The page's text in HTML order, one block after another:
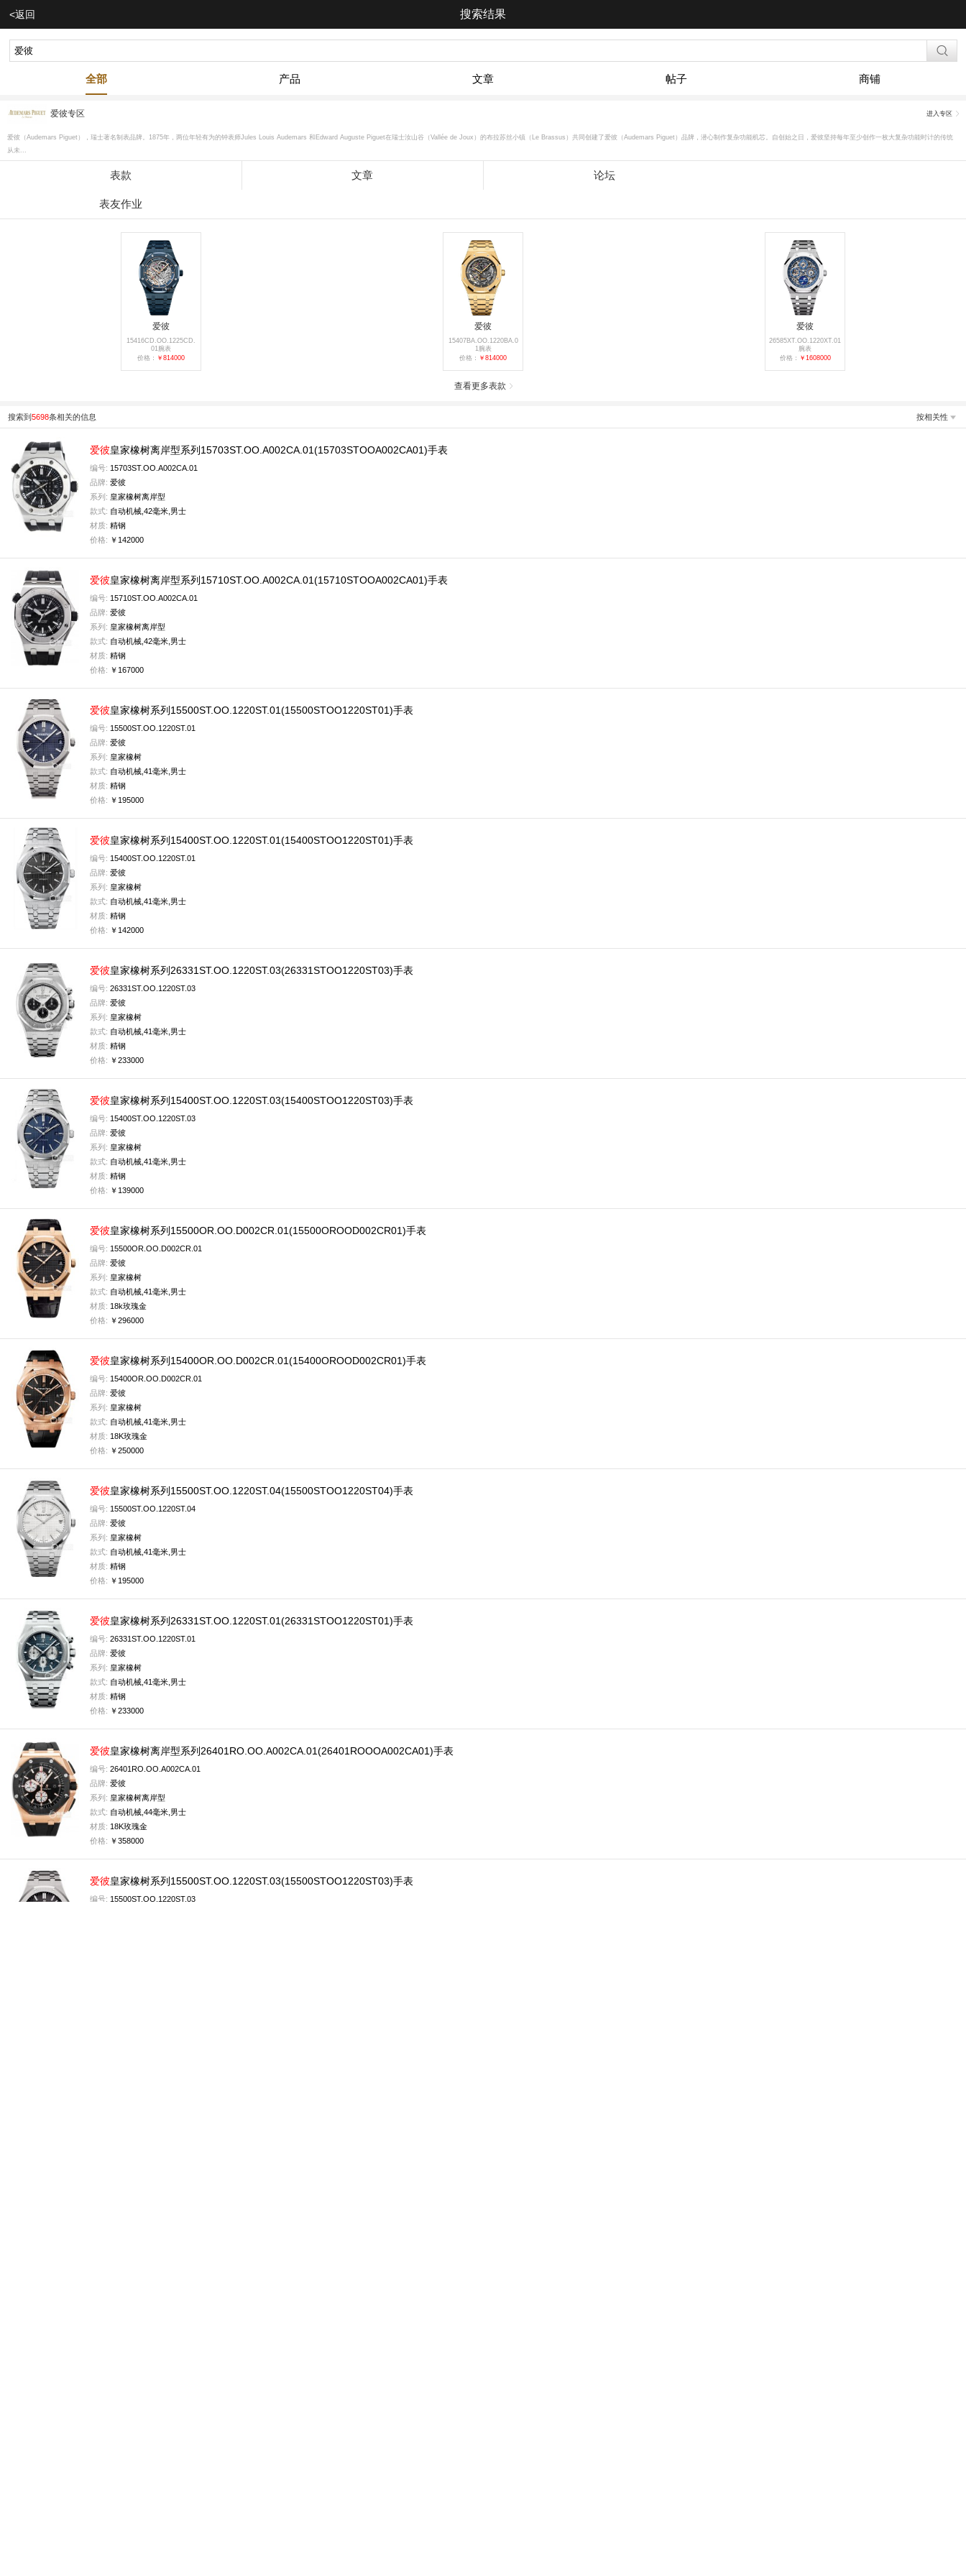
<返回 搜索结果
全部 产品 文章 帖子 商铺
爱彼专区 进入专区
爱彼（Audemars Piguet），瑞士著名制表品牌。1875年，两位年轻有为的钟表师Jules Louis Audemars 和Edward Auguste Piguet在瑞士汝山谷（Vallée de Joux）的布拉苏丝小镇（Le Brassus）共同创建了爱彼（Audemars Piguet）品牌，潜心制作复杂功能机芯。自创始之日，爱彼坚持每年至少创作一枚大复杂功能时计的传统
从未...
表款 文章 论坛
表友作业
爱彼
15416CD.OO.1225CD.
01腕表
价格： ￥814000
爱彼
15407BA.OO.1220BA.0
1腕表
价格： ￥814000
爱彼
26585XT.OO.1220XT.01
腕表
价格： ￥1608000
查看更多表款
搜索到5698条相关的信息 按相关性
爱彼皇家橡树离岸型系列15703ST.OO.A002CA.01(15703STOOA002CA01)手表
编号: 15703ST.OO.A002CA.01
品牌: 爱彼
系列: 皇家橡树离岸型
款式: 自动机械,42毫米,男士
材质: 精钢
价格: ￥142000
爱彼皇家橡树离岸型系列15710ST.OO.A002CA.01(15710STOOA002CA01)手表
编号: 15710ST.OO.A002CA.01
品牌: 爱彼
系列: 皇家橡树离岸型
款式: 自动机械,42毫米,男士
材质: 精钢
价格: ￥167000
爱彼皇家橡树系列15500ST.OO.1220ST.01(15500STOO1220ST01)手表
编号: 15500ST.OO.1220ST.01
品牌: 爱彼
系列: 皇家橡树
款式: 自动机械,41毫米,男士
材质: 精钢
价格: ￥195000
爱彼皇家橡树系列15400ST.OO.1220ST.01(15400STOO1220ST01)手表
编号: 15400ST.OO.1220ST.01
品牌: 爱彼
系列: 皇家橡树
款式: 自动机械,41毫米,男士
材质: 精钢
价格: ￥142000
爱彼皇家橡树系列26331ST.OO.1220ST.03(26331STOO1220ST03)手表
编号: 26331ST.OO.1220ST.03
品牌: 爱彼
系列: 皇家橡树
款式: 自动机械,41毫米,男士
材质: 精钢
价格: ￥233000
爱彼皇家橡树系列15400ST.OO.1220ST.03(15400STOO1220ST03)手表
编号: 15400ST.OO.1220ST.03
品牌: 爱彼
系列: 皇家橡树
款式: 自动机械,41毫米,男士
材质: 精钢
价格: ￥139000
爱彼皇家橡树系列15500OR.OO.D002CR.01(15500OROOD002CR01)手表
编号: 15500OR.OO.D002CR.01
品牌: 爱彼
系列: 皇家橡树
款式: 自动机械,41毫米,男士
材质: 18k玫瑰金
价格: ￥296000
爱彼皇家橡树系列15400OR.OO.D002CR.01(15400OROOD002CR01)手表
编号: 15400OR.OO.D002CR.01
品牌: 爱彼
系列: 皇家橡树
款式: 自动机械,41毫米,男士
材质: 18K玫瑰金
价格: ￥250000
爱彼皇家橡树系列15500ST.OO.1220ST.04(15500STOO1220ST04)手表
编号: 15500ST.OO.1220ST.04
品牌: 爱彼
系列: 皇家橡树
款式: 自动机械,41毫米,男士
材质: 精钢
价格: ￥195000
爱彼皇家橡树系列26331ST.OO.1220ST.01(26331STOO1220ST01)手表
编号: 26331ST.OO.1220ST.01
品牌: 爱彼
系列: 皇家橡树
款式: 自动机械,41毫米,男士
材质: 精钢
价格: ￥233000
爱彼皇家橡树离岸型系列26401RO.OO.A002CA.01(26401ROOOA002CA01)手表
编号: 26401RO.OO.A002CA.01
品牌: 爱彼
系列: 皇家橡树离岸型
款式: 自动机械,44毫米,男士
材质: 18K玫瑰金
价格: ￥358000
爱彼皇家橡树系列15500ST.OO.1220ST.03(15500STOO1220ST03)手表
编号: 15500ST.OO.1220ST.03